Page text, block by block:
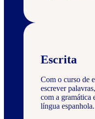
Escrita
Com o curso de
escrever
com a gramática
língua espanhola.